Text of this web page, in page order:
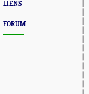
LIENS
FORUM